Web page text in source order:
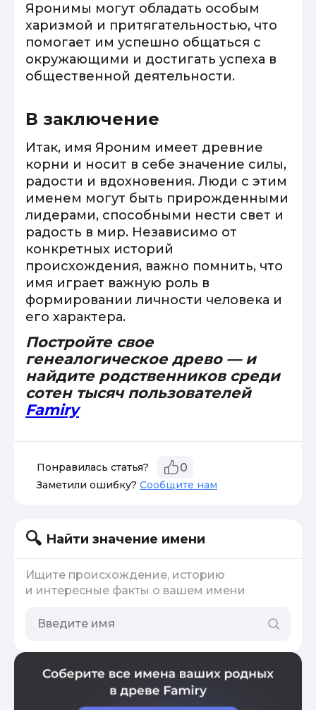
Яронимы могут обладать особым
харизмой и притягательностью, что
помогает им успешно общаться с
окружающими и достигать успеха в
общественной деятельности.
В заключение
Итак, имя Яроним имеет древние
корни и носит в себе значение силы,
радости и вдохновения. Люди с этим
именем могут быть прирожденными
лидерами, способными нести свет и
радость в мир. Независимо от
конкретных историй
происхождения, важно помнить, что
имя играет важную роль в
формировании личности человека и
его характера.
Постройте свое
генеалогическое древо — и
найдите родственников среди
сотен тысяч пользователей
Famiry
Понравилась статья? 0
Заметили ошибку? Сообщите нам
Найти значение имени
Ищите происхождение, историю
и интересные факты о вашем имени